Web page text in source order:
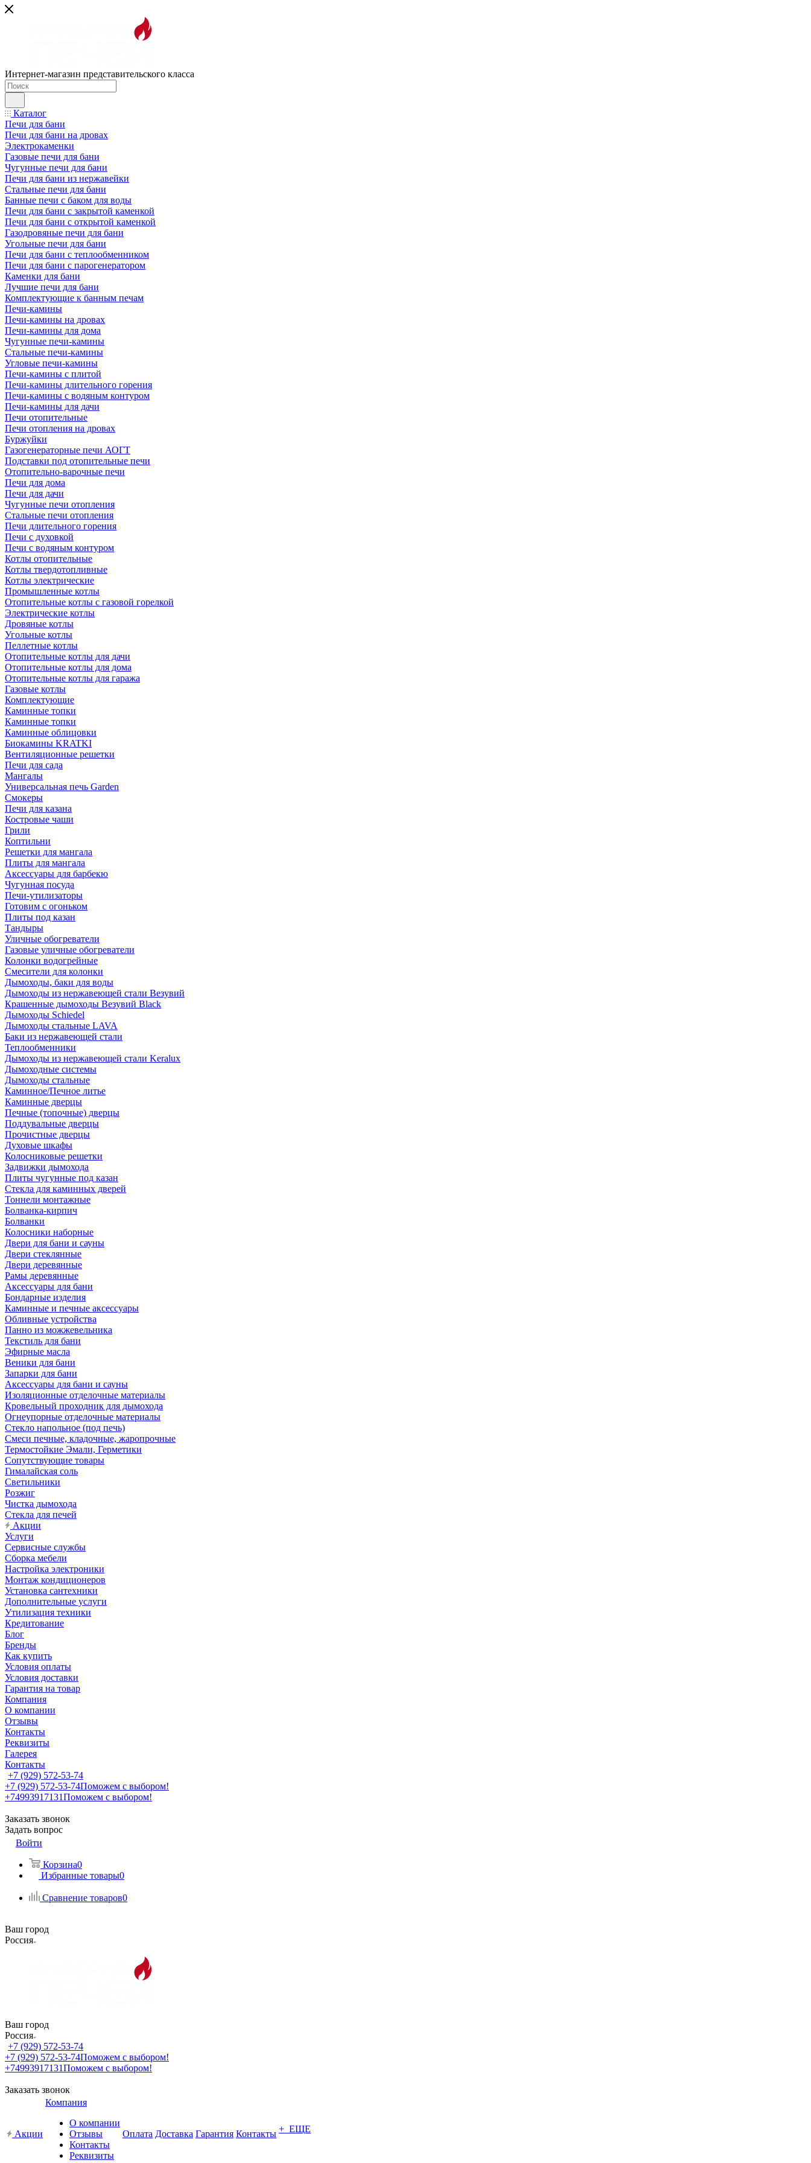
Интернет-магазин представительского класса
Каталог
Печи для бани
Печи для бани на дровах
Электрокаменки
Газовые печи для бани
Чугунные печи для бани
Печи для бани из нержавейки
Стальные печи для бани
Банные печи с баком для воды
Печи для бани с закрытой каменкой
Печи для бани с открытой каменкой
Газодровяные печи для бани
Угольные печи для бани
Печи для бани с теплообменником
Печи для бани с парогенератором
Каменки для бани
Лучшие печи для бани
Комплектующие к банным печам
Печи-камины
Печи-камины на дровах
Печи-камины для дома
Чугунные печи-камины
Стальные печи-камины
Угловые печи-камины
Печи-камины с плитой
Печи-камины длительного горения
Печи-камины с водяным контуром
Печи-камины для дачи
Печи отопительные
Печи отопления на дровах
Буржуйки
Газогенераторные печи АОГТ
Подставки под отопительные печи
Отопительно-варочные печи
Печи для дома
Печи для дачи
Чугунные печи отопления
Стальные печи отопления
Печи длительного горения
Печи с духовкой
Печи с водяным контуром
Котлы отопительные
Котлы твердотопливные
Котлы электрические
Промышленные котлы
Отопительные котлы с газовой горелкой
Электрические котлы
Дровяные котлы
Угольные котлы
Пеллетные котлы
Отопительные котлы для дачи
Отопительные котлы для дома
Отопительные котлы для гаража
Газовые котлы
Комплектующие
Каминные топки
Каминные топки
Каминные облицовки
Биокамины KRATKI
Вентиляционные решетки
Печи для сада
Мангалы
Универсальная печь Garden
Смокеры
Печи для казана
Костровые чаши
Грили
Коптильни
Решетки для мангала
Плиты для мангала
Аксессуары для барбекю
Чугунная посуда
Печи-утилизаторы
Готовим с огоньком
Плиты под казан
Тандыры
Уличные обогреватели
Газовые уличные обогреватели
Колонки водогрейные
Смесители для колонки
Дымоходы, баки для воды
Дымоходы из нержавеющей стали Везувий
Крашенные дымоходы Везувий Black
Дымоходы Schiedel
Дымоходы стальные LAVA
Баки из нержавеющей стали
Теплообменники
Дымоходы из нержавеющей стали Keralux
Дымоходные системы
Дымоходы стальные
Каминное/Печное литье
Каминные дверцы
Печные (топочные) дверцы
Поддувальные дверцы
Прочистные дверцы
Духовые шкафы
Колосниковые решетки
Задвижки дымохода
Плиты чугунные под казан
Стекла для каминных дверей
Тоннели монтажные
Болванка-кирпич
Болванки
Колосники наборные
Двери для бани и сауны
Двери стеклянные
Двери деревянные
Рамы деревянные
Аксессуары для бани
Бондарные изделия
Каминные и печные аксессуары
Обливные устройства
Панно из можжевельника
Текстиль для бани
Эфирные масла
Веники для бани
Запарки для бани
Аксессуары для бани и сауны
Изоляционные отделочные материалы
Кровельный проходник для дымохода
Огнеупорные отделочные материалы
Стекло напольное (под печь)
Смеси печные, кладочные, жаропрочные
Термостойкие Эмали, Герметики
Сопутствующие товары
Гималайская соль
Светильники
Розжиг
Чистка дымохода
Стекла для печей
Акции
Услуги
Сервисные службы
Сборка мебели
Настройка электроники
Монтаж кондиционеров
Установка сантехники
Дополнительные услуги
Утилизация техники
Кредитование
Блог
Бренды
Как купить
Условия оплаты
Условия доставки
Гарантия на товар
Компания
О компании
Отзывы
Контакты
Реквизиты
Галерея
Контакты
+7 (929) 572-53-74
+7 (929) 572-53-74Поможем с выбором!
+74993917131Поможем с выбором!
Заказать звонок
Задать вопрос
Войти
Корзина0
Избранные товары0
Сравнение товаров0
Ваш город
Россия
Ваш город
Россия
+7 (929) 572-53-74
+7 (929) 572-53-74Поможем с выбором!
+74993917131Поможем с выбором!
Заказать звонок
Акции
Компания
О компании
Отзывы
Контакты
Реквизиты
Оплата Доставка Гарантия Контакты + ЕЩЕ